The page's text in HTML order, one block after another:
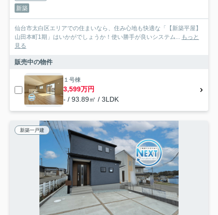
新築
仙台市太白区エリアでの住まいなら、住み心地も快適な「【新築平屋】
山田本町1期」はいかがでしょうか！使い勝手が良いシステム... もっと
見る
販売中の物件
１号棟
3,599万円
- / 93.89㎡ / 3LDK
新築一戸建